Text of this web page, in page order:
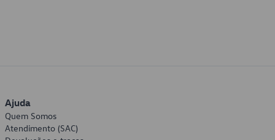
Ajuda
Quem Somos
Atendimento (SAC)